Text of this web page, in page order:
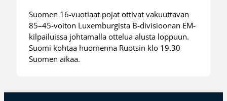
Suomen 16-vuotiaat pojat ottivat vakuuttavan
85–45-voiton Luxemburgista B-divisioonan EM-
kilpailuissa johtamalla ottelua alusta loppuun.
Suomi kohtaa huomenna Ruotsin klo 19.30
Suomen aikaa.